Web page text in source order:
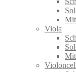
Viola